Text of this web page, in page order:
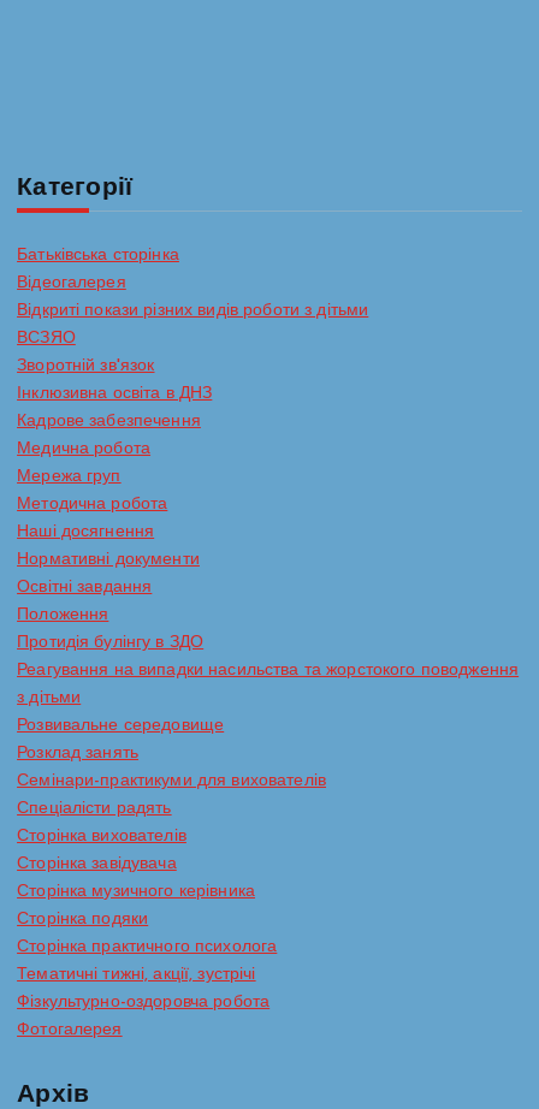
Категорії
Батьківська сторінка
Відеогалерея
Відкриті покази різних видів роботи з дітьми
ВСЗЯО
Зворотній зв'язок
Інклюзивна освіта в ДНЗ
Кадрове забезпечення
Медична робота
Мережа груп
Методична робота
Наші досягнення
Нормативні документи
Освітні завдання
Положення
Протидія булінгу в ЗДО
Реагування на випадки насильства та жорстокого поводження
з дітьми
Розвивальне середовище
Розклад занять
Семінари-практикуми для вихователів
Спеціалісти радять
Сторінка вихователів
Сторінка завідувача
Сторінка музичного керівника
Сторінка подяки
Сторінка практичного психолога
Тематичні тижні, акції, зустрічі
Фізкультурно-оздоровча робота
Фотогалерея
Архів